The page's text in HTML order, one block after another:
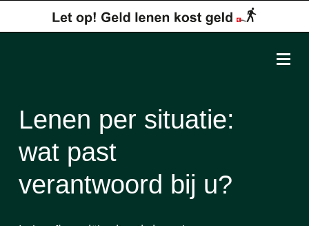
Lenen per situatie:
wat past
verantwoord bij u?